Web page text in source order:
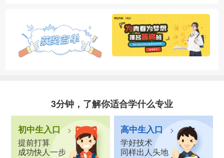
3分钟，了解你适合学什么专业
初中生入口 >
提前打算
成功快人一步
高中生入口 >
学好技术
同样出人头地